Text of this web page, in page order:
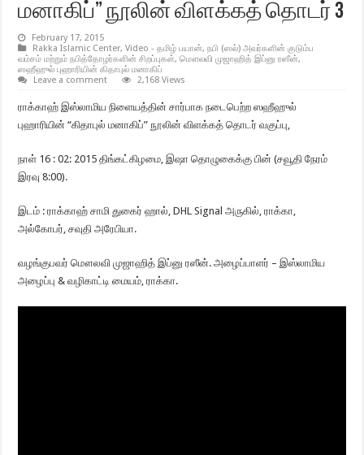
மனாகிப்” நூலின் விளக்கத் தொடர் 3
February 17, 2015
Rakka Islamic Center,Video - தமிழ் பயான்,நபி (ஸல்) அவர்களின் குடும்ப
வம்சம் மற்றும் நபித்தோழர்களின் சிறப்புகள்,மௌலவி முஜாஹித் இப்னு ரஸீன்,
ஸஹீஹுல் புஹாரியின் கிதாபுல் மனாகிப்
Leave a comment
2,168 Views
ராக்காஹ் இஸ்லாமிய நிளையத்தின் சார்பாக நடைபெற்ற ஸஹீஹுல்
புஹாரியின் “கிதாபுல் மனாகிப்” நூலின் விளக்கத் தொடர் வகுப்பு,
நாள் 16 : 02: 2015 திங்கட்கிழமை, இஷா தொழுகைக்கு பின் (சவூதி நேரம்
இரவு 8:00).
இடம் : ராக்காஹ் சாமி துகைர் ஹால், DHL Signal அருகில், ராக்கா,
அல்கோபர், சவுதி அரேபியா.
வழங்குபவர் மௌலவி முஜாஹித் இப்னு ரஸீன். அழைப்பாளர் – இஸ்லாமிய
அழைப்பு & வழிகாட்டி மையம், ராக்கா.